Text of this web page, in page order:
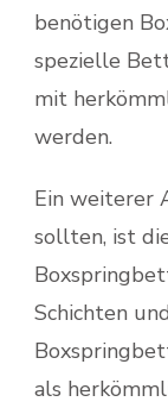
benötigen
spezielle
mit
werden.
Ein weiterer
sollten, ist
Schichten
als